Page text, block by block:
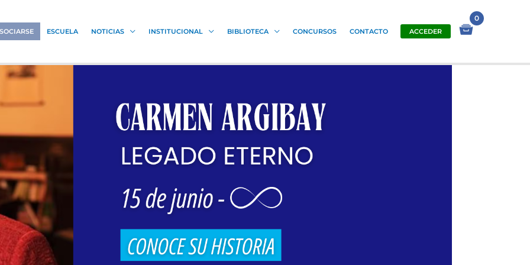
ESCUELA NOTICIAS INSTITUCIONAL BIBLIOTECA CONCURSOS CONTACTO ACCEDER